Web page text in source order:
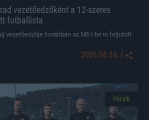
vezetőedzőként a 12-szeres
futballista
vezetőedzője korábban az NB I-be is feljutott
2026.06.16. |
Hírek